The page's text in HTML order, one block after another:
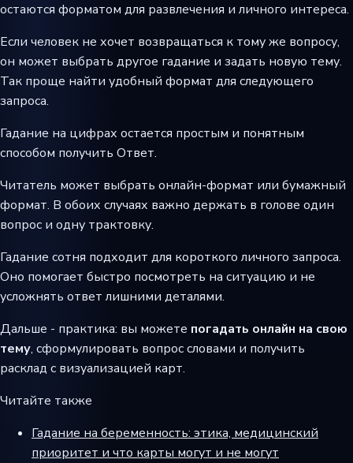
остаются форматом для развлечения и личного интереса.
Если человек не хочет возвращаться к тому же вопросу,
он может выбрать другое гадание и задать новую тему.
Так проще найти удобный формат для следующего
запроса.
Гадание на цифрах остается простым и понятным
способом получить Ответ.
Читатель может выбрать онлайн-формат или бумажный
формат. В обоих случаях важно держать в голове один
вопрос и одну трактовку.
Гадание сотня подходит для короткого личного запроса.
Оно помогает быстро посмотреть на ситуацию и не
усложнять ответ лишними деталями.
Дальше - практика: вы можете погадать онлайн на свою
тему, сформулировать вопрос словами и получить
расклад с визуализацией карт.
Читайте также
Гадание на беременность: этика, медицинский
приоритет и что карты могут и не могут